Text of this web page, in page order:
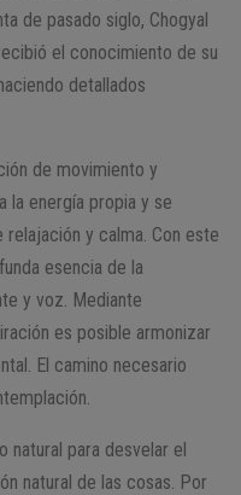
de pasado siglo, Chogyal
el conocimiento de su
detallados
de movimiento y
la energía propia y se
y calma. Con este
esencia de la
y voz. Mediante
es posible armonizar
El camino necesario
natural para desvelar el
natural de las cosas. Por